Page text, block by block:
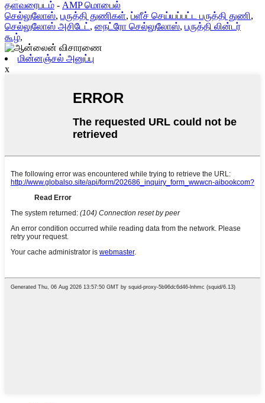
தளவரைபடம் - AMP மொபைல்
செல்லுலோஸ், பருத்தி துணிகள், ப்ளீச் செய்யப்பட்ட பருத்தி துணி,
செல்லுலோஸ் அசிடேட் , நைட்ரோ செல்லுலோஸ், பருத்தி லின்டர்
கூழ்,
மின்னஞ்சல் அனுப்பு
x